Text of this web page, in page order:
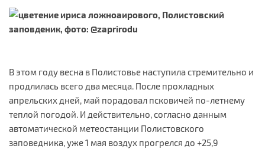
В этом году весна в Полистовье наступила стремительно и
продлилась всего два месяца. После прохладных
апрельских дней, май порадовал псковичей по-летнему
теплой погодой. И действительно, согласно данным
автоматической метеостанции Полистовского
заповедника, уже 1 мая воздух прогрелся до +25,9